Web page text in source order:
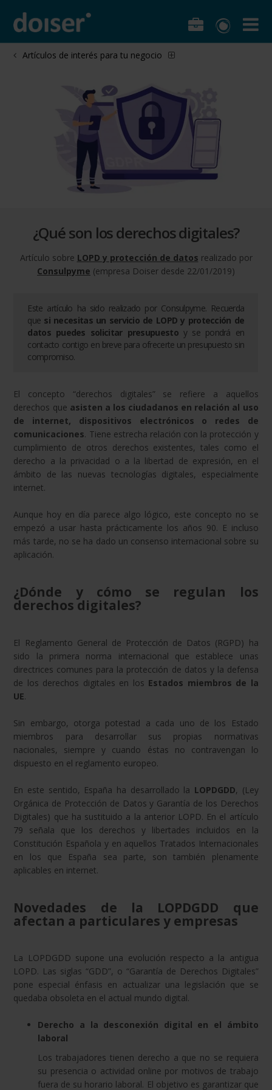
Artículos de interés para tu negocio
¿Qué son los derechos digitales?
Artículo sobre LOPD y protección de datos realizado por
Consulpyme (empresa Doiser desde 22/01/2019)
Este artículo ha sido realizado por Consulpyme. Recuerda
que si necesitas un servicio de LOPD y protección de
datospuedes solicitar presupuestoy se pondrá en
contacto contigo en breve para ofrecerte un presupuesto sin
compromiso.
El concepto “derechos digitales” se refiere a aquellos
derechos que asisten a los ciudadanos en relación al uso
de internet, dispositivos electrónicos o redes de
comunicaciones. Tiene estrecha relación con la protección y
cumplimiento de otros derechos existentes, tales como el
derecho a la privacidad o a la libertad de expresión, en el
ámbito de las nuevas tecnologías digitales, especialmente
internet.
Aunque hoy en día parece algo lógico, este concepto no se
empezó a usar hasta prácticamente los años 90. E incluso
más tarde, no se ha dado un consenso internacional sobre su
aplicación.
¿Dónde y cómo se regulan los
derechos digitales?
El Reglamento General de Protección de Datos (RGPD) ha
sido la primera norma internacional que establece unas
directrices comunes para la protección de datos y la defensa
de los derechos digitales en los Estados miembros de la
UE.
Sin embargo, otorga potestad a cada uno de los Estado
miembros para desarrollar sus propias normativas
nacionales, siempre y cuando éstas no contravengan lo
dispuesto en el reglamento europeo.
En este sentido, España ha desarrollado la LOPDGDD, (Ley
Orgánica de Protección de Datos y Garantía de los Derechos
Digitales) que ha sustituido a la anterior LOPD. En el artículo
79 señala que los derechos y libertades incluidos en la
Constitución Española y en aquellos Tratados Internacionales
en los que España sea parte, son también plenamente
aplicables en internet.
Novedades de la LOPDGDD que
afectan a particulares y empresas
La LOPDGDD supone una evolución respecto a la antigua
LOPD. Las siglas “GDD”, o “Garantía de Derechos Digitales”
pone especial énfasis en actualizar una legislación que se
quedaba obsoleta en el actual mundo digital.
Derecho a la desconexión digital en el ámbito
laboral
Los trabajadores tienen derecho a que no se requiera
su presencia o actividad online por motivos de trabajo
fuera de su horario laboral. El objetivo es garantizar que